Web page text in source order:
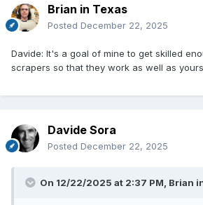
Brian in Texas
Posted December 22, 2025
Davide: It's a goal of mine to get skilled
scrapers so that they work as well as
Davide Sora
Posted December 22, 2025
On 12/22/2025 at 2:37 PM, Brian